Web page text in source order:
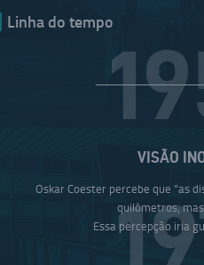
Linha do tempo
VISÃO
Oskar Coester percebe que "as
quilômetros,
Essa percepção iria